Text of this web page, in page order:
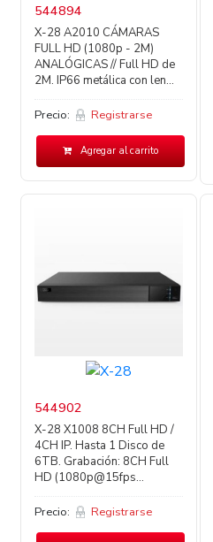
544894
X-28 A2010 CÁMARAS
FULL HD (1080p - 2M)
ANALÓGICAS // Full HD de
2M. IP66 metálica con len...
Precio: Registrarse
Agregar al carrito
544902
X-28 X1008 8CH Full HD /
4CH IP. Hasta 1 Disco de
6TB. Grabación: 8CH Full
HD (1080p@15fps...
Precio: Registrarse